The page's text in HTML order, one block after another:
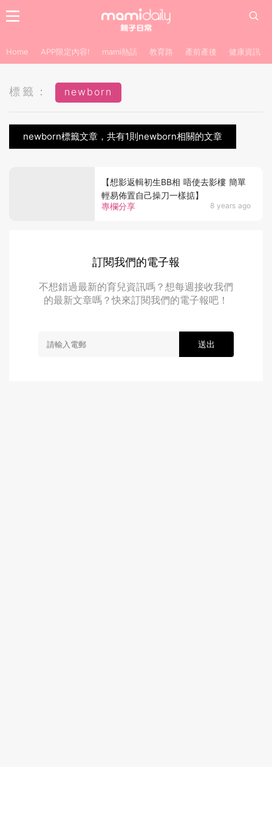
Home APP限定內容! mami熱話 教育路 產前產後 健康資訊
標籤： newborn
newborn標籤文章，共有1則newborn相關的文章
專欄分享 8 years ago
【想影返輯初生BB相 唔使去影樓 簡單
輕易佈置自己操刀一樣掂】
訂閱我們的電子報
不想錯過最新的育兒資訊嗎？想每週接收我們
的最新文章嗎？快來訂閱我們的電子報吧！
送出